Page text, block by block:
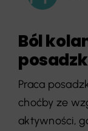
Ból
Praca
choćby ze
aktywności,